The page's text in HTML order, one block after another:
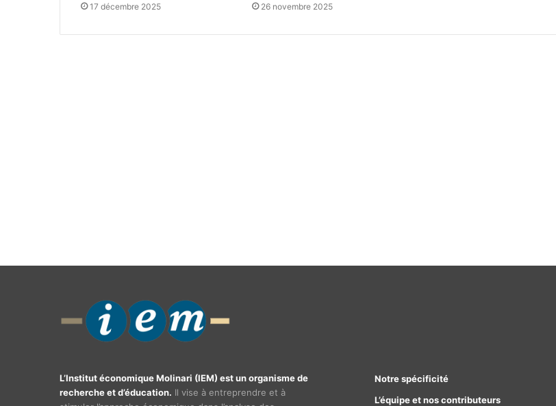
17 décembre 2025 26 novembre 2025
L’Institut économique Molinari (IEM) est un organisme de
recherche et d’éducation. Il vise à entreprendre et à
Notre spécificité
L’équipe et nos contributeurs